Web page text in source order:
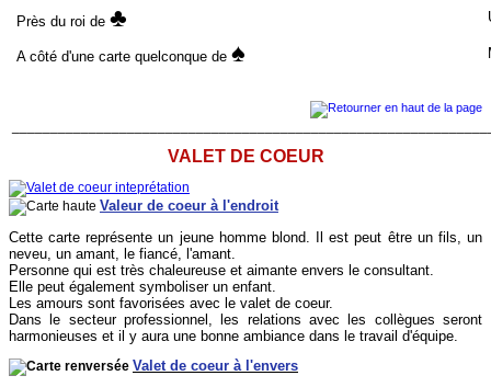
Près du roi de ♣
A côté d'une carte quelconque de ♠
VALET DE COEUR
Valeur de coeur à l'endroit
Cette carte représente un jeune homme blond. Il est peut être un fils, un
neveu, un amant, le fiancé, l'amant.
Personne qui est très chaleureuse et aimante envers le consultant.
Elle peut également symboliser un enfant.
Les amours sont favorisées avec le valet de coeur.
Dans le secteur professionnel, les relations avec les collègues seront
harmonieuses et il y aura une bonne ambiance dans le travail d'équipe.
Valet de coeur à l'envers